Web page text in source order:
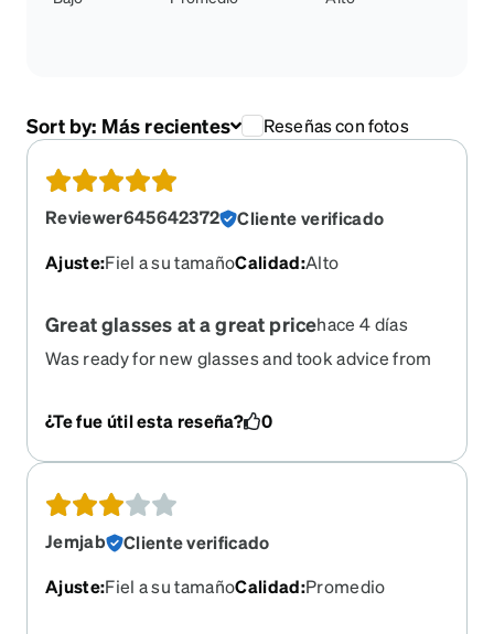
Sort by: Más recientes Reseñas con fotos
Reviewer645642372
Cliente verificado
Ajuste:Fiel a su tamañoCalidad:Alto
Great glasses at a great pricehace 4 días
Was ready for new glasses and took advice from
perfect fit. Zenni will be my go to place for
glasses.
¿Te fue útil esta reseña? 0
Jemjab
Cliente verificado
Ajuste:Fiel a su tamañoCalidad:Promedio